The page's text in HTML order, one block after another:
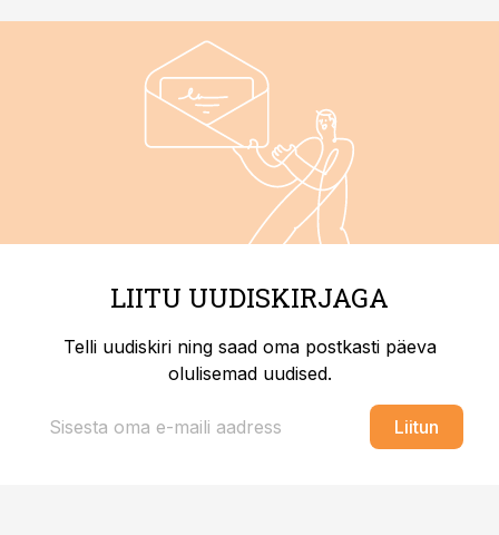
LIITU UUDISKIRJAGA
Telli uudiskiri ning saad oma postkasti päeva
olulisemad uudised.
Liitun